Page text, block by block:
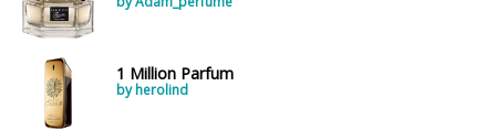
1 Million Parfum
by herolind